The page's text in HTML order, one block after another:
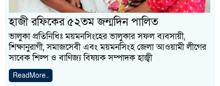
হাজী রফিকের ৫২তম জন্মদিন পালিত
ভালুকা প্রতিনিধিঃ ময়মনসিংহের ভালুকার সফল ব্যবসায়ী,
শিক্ষানুরাগী, সমাজসেবী এবং ময়মনসিংহ জেলা আওয়ামী লীগের
সাবেক শিল্প ও বাণিজ্য বিষয়ক সম্পাদক হাজ্বী
ReadMore..